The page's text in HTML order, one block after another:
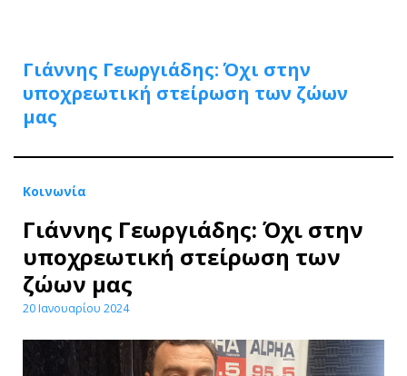
Γιάννης Γεωργιάδης: Όχι στην
υποχρεωτική στείρωση των ζώων
μας
Κοινωνία
Γιάννης Γεωργιάδης: Όχι στην
υποχρεωτική στείρωση των
ζώων μας
20 Ιανουαρίου 2024